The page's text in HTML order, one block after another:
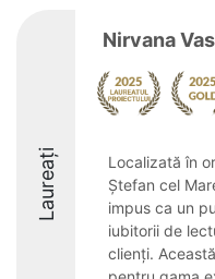
Laureați
Nirvana
Localizată în
Ștefan cel
impus ca un
iubitorii de
clienți.